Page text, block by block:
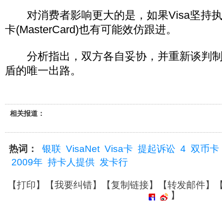
对消费者影响更大的是，如果Visa坚持执
卡(MasterCard)也有可能效仿跟进。
分析指出，双方各自妥协，并重新谈判
盾的唯一出路。
相关报道：
热词： 银联 VisaNet Visa卡 提起诉讼 4 双币卡
2009年 持卡人提供 发卡行
【打印】【我要纠错】【复制链接】【转发邮件】
】